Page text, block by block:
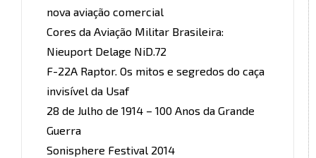
nova aviação comercial
Cores da Aviação Militar Brasileira:
Nieuport Delage NiD.72
F-22A Raptor. Os mitos e segredos do caça
invisível da Usaf
28 de Julho de 1914 – 100 Anos da Grande
Guerra
Sonisphere Festival 2014